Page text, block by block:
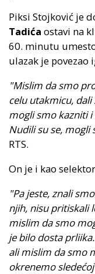
Piksi Stojković je
Tadića ostavi na
60. minutu
ulazak je povezao
"Mislim da smo
celu utakmicu,
mogli smo kazniti
Nudili su se, mogli
RTS.
On je i kao
"Pa jeste, znali
njih, nisu pritiskali
mislim da smo
je bilo dosta
ali mislim da smo
okrenemo